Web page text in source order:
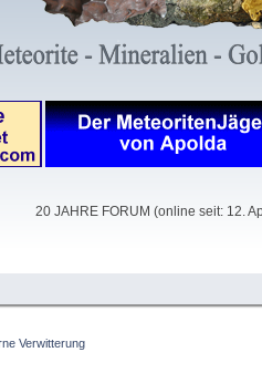
20 JAHRE FORUM (online seit: 12.
Verwitterung